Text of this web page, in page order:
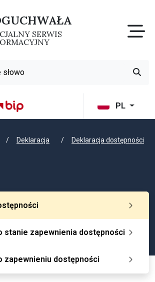
SERWIS
PL
witryny
Gminy Boguchwała
Deklaracja Deklaracja dostępności
stanie zapewnienia dostępności
zapewnieniu dostępności